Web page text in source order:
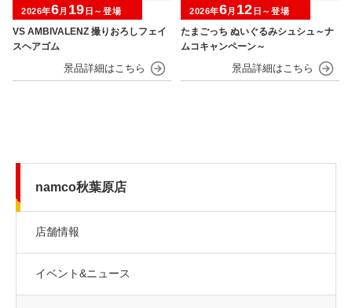
VS AMBIVALENZ 撮りおろしフェイ
スヘアゴム
2026年6月 19 日～登場
たまごっち ぬいぐるみシュシュ～ナ
ムコキャンペーン～
2026年6月 12 日～登場
namco秋葉原店
店舗情報
イベント&ニュース